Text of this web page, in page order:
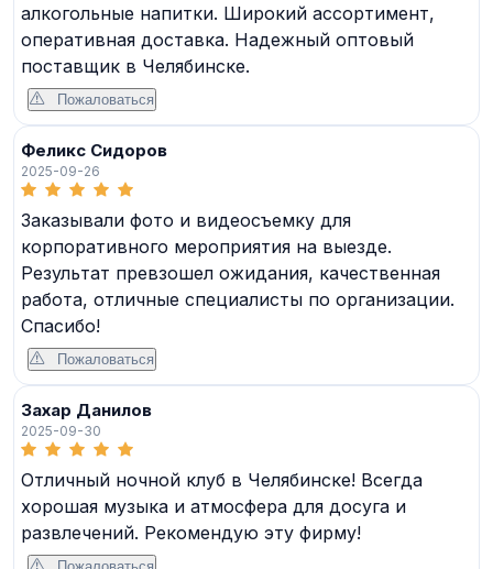
алкогольные напитки. Широкий ассортимент,
оперативная доставка. Надежный оптовый
поставщик в Челябинске.
Пожаловаться
Феликс Сидоров
2025-09-26
Заказывали фото и видеосъемку для
корпоративного мероприятия на выезде.
Результат превзошел ожидания, качественная
работа, отличные специалисты по организации.
Спасибо!
Пожаловаться
Захар Данилов
2025-09-30
Отличный ночной клуб в Челябинске! Всегда
хорошая музыка и атмосфера для досуга и
развлечений. Рекомендую эту фирму!